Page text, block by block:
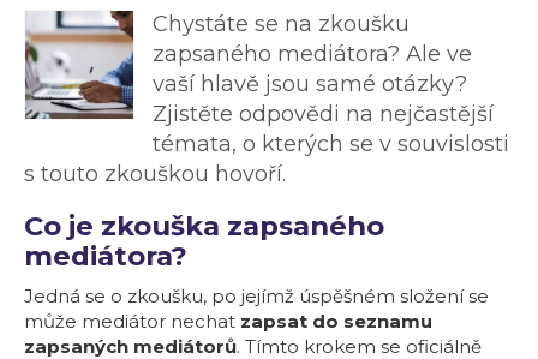
Chystáte se na zkoušku
zapsaného mediátora? Ale ve
vaší hlavě jsou samé otázky?
Zjistěte odpovědi na nejčastější
témata, o kterých se v souvislosti
s touto zkouškou hovoří.
Co je zkouška zapsaného
mediátora?
Jedná se o zkoušku, po jejímž úspěšném složení se
může mediátor nechat zapsat do seznamu
zapsaných mediátorů. Tímto krokem se oficiálně